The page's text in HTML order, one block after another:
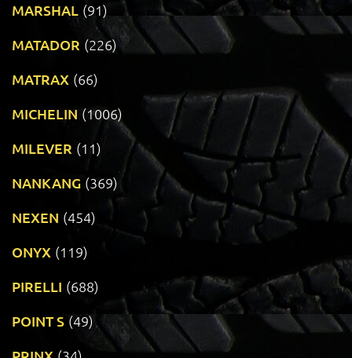
MARSHAL (91)
MATADOR (226)
MATRAX (66)
MICHELIN (1006)
MILEVER (11)
NANKANG (369)
NEXEN (454)
ONYX (119)
PIRELLI (688)
POINT S (49)